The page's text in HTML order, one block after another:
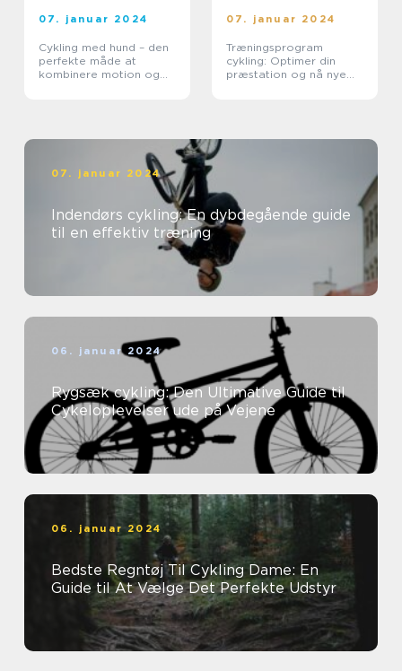
07. januar 2024
Cykling med hund – den
perfekte måde at
kombinere motion og
07. januar 2024
Træningsprogram
cykling: Optimer din
præstation og nå nye
07. januar 2024
Indendørs cykling: En dybdegående guide
til en effektiv træning
06. januar 2024
Rygsæk cykling: Den Ultimative Guide til
Cykeloplevelser ude på Vejene
06. januar 2024
Bedste Regntøj Til Cykling Dame: En
Guide til At Vælge Det Perfekte Udstyr